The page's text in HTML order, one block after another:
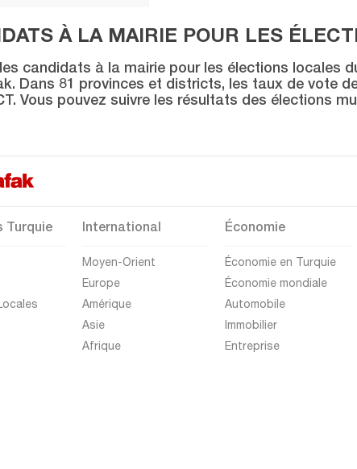
À LA MAIRIE POUR LES
candidats à la mairie pour les élections locales
Dans 81 provinces et districts, les taux de vote
Vous pouvez suivre les résultats des élections
Turquie International
Moyen-Orient
Europe
Amérique
Asie
Afrique
Économie
Économie en Turquie
Économie mondiale
Automobile
Immobilier
Entreprise